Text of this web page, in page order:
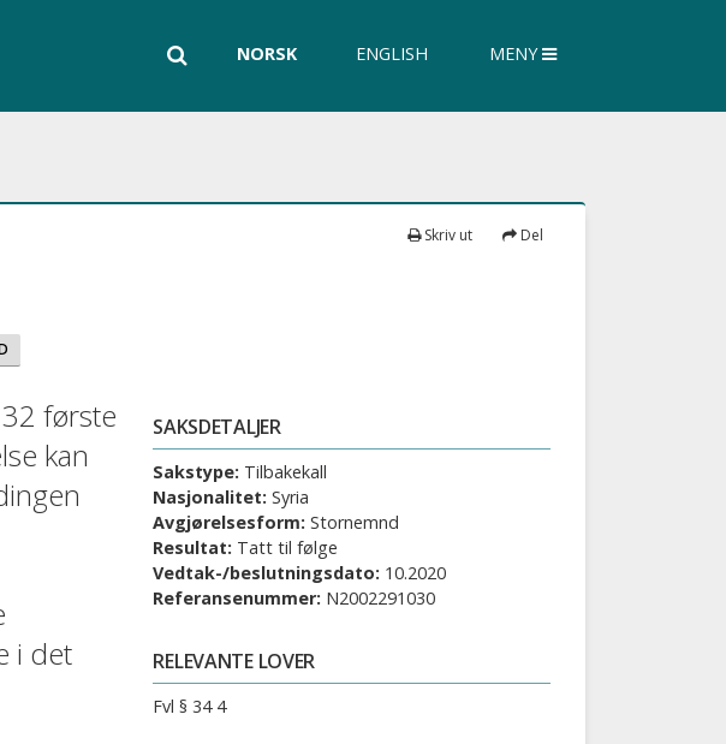
Søk NORSK ENGLISH MENY
Skriv ut Del
første
kan
i det
SAKSDETALJER
Sakstype: Tilbakekall
Nasjonalitet: Syria
Avgjørelsesform: Stornemnd
Resultat: Tatt til følge
Vedtak-/beslutningsdato: 10.2020
Referansenummer: N2002291030
RELEVANTE LOVER
Fvl § 34 4